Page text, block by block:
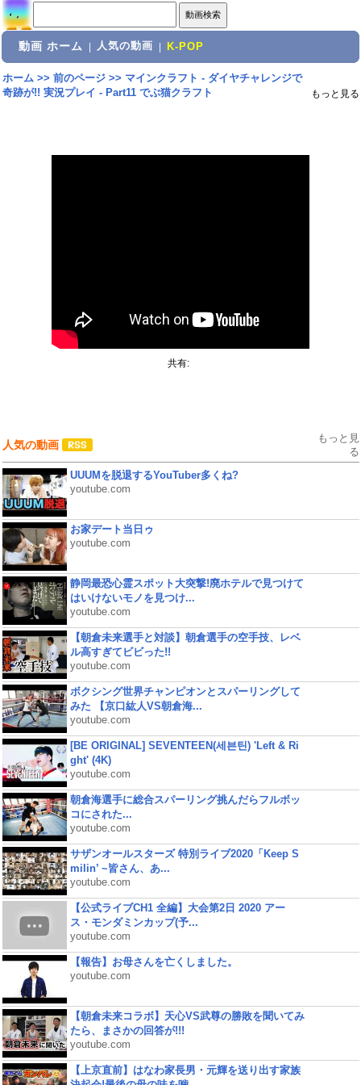
動画 ホーム 人気の動画 K-POP
ホーム>> 前のページ>> マインクラフト - ダイヤチャレンジで
奇跡が!! 実況プレイ - Part11 でぶ猫クラフト
もっと見る
共有:
人気の動画
もっと見
る
UUUMを脱退するYouTuber多くね?
youtube.com
お家デート当日ゥ
youtube.com
静岡最恐心霊スポット大突撃!廃ホテルで見つけて
はいけないモノを見つけ...
youtube.com
【朝倉未来選手と対談】朝倉選手の空手技、レベ
ル高すぎてビビった!!
youtube.com
ボクシング世界チャンピオンとスパーリングして
みた 【京口紘人VS朝倉海...
youtube.com
[BE ORIGINAL] SEVENTEEN(세븐틴) 'Left & Ri
ght' (4K)
youtube.com
朝倉海選手に総合スパーリング挑んだらフルボッ
コにされた...
youtube.com
サザンオールスターズ 特別ライブ2020「Keep S
milin’ ~皆さん、あ...
youtube.com
【公式ライブCH1 全編】大会第2日 2020 アー
ス・モンダミンカップ(予...
youtube.com
【報告】お母さんを亡くしました。
youtube.com
【朝倉未来コラボ】天心VS武尊の勝敗を聞いてみ
たら、まさかの回答が!!!
youtube.com
【上京直前】はなわ家長男・元輝を送り出す家族